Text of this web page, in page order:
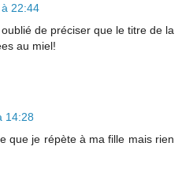
22:44
de préciser que le titre de la
au miel!
14:28
que je répète à ma fille mais rien